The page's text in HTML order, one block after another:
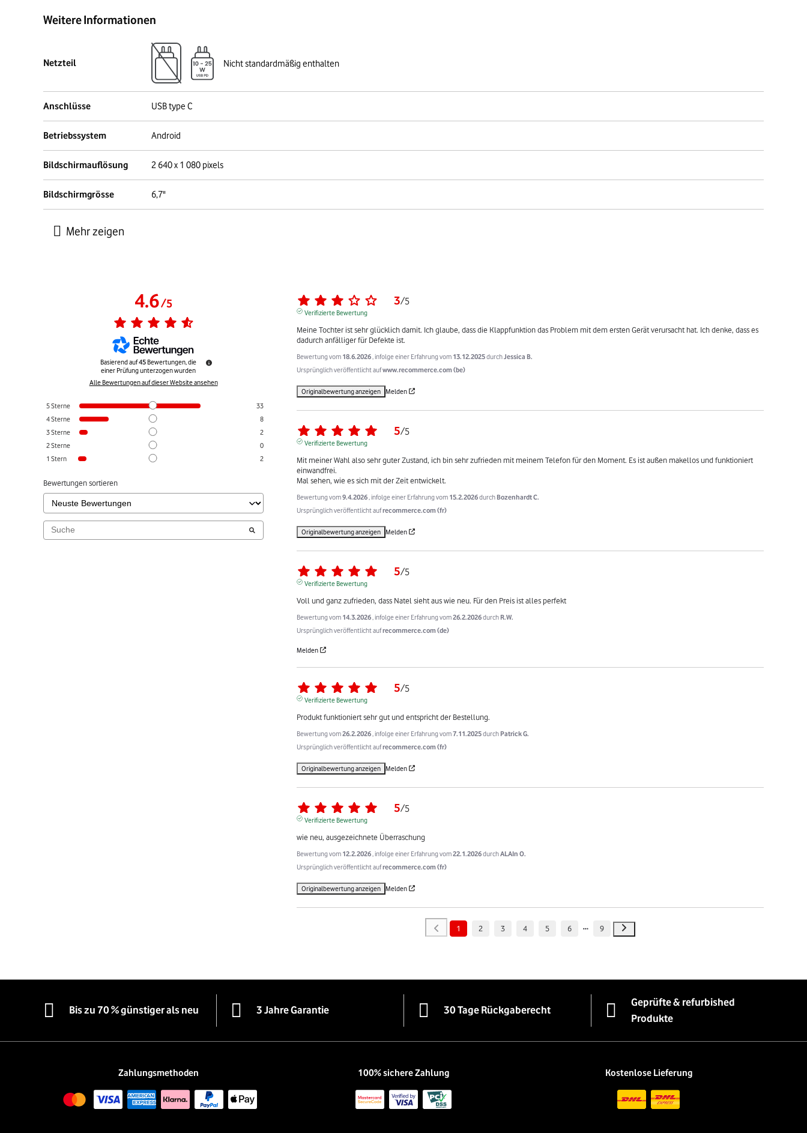
Weitere Informationen
Netzteil Nicht standardmäßig enthalten
Anschlüsse USB type C
Betriebssystem Android
Bildschirmauflösung 2 640 x 1 080 pixels
Bildschirmgrösse 6,7"
4.6/5
Basierend auf45 Bewertungen, die
einer Prüfung unterzogen wurden
Alle Bewertungen auf dieser Website ansehen
5Sterne
33
4Sterne
8
3Sterne
2
2Sterne
0
1 Stern 2
Bewertungen sortieren
3/5
Verifizierte Bewertung
Meine Tochter ist sehr glücklich damit. Ich glaube, dass die Klappfunktion das Problem mit dem ersten Gerät verursacht hat. Ich denke, dass es
dadurch anfälliger für Defekte ist.
Bewertung vom 18.6.2026 , infolge einer Erfahrung vom 13.12.2025durchJessica B.
Ursprünglich veröffentlicht aufwww.recommerce.com (be)
Originalbewertung anzeigen Melden
5/5
Verifizierte Bewertung
Mit meiner Wahl also sehr guter Zustand, ich bin sehr zufrieden mit meinem Telefon für den Moment. Es ist außen makellos und funktioniert
einwandfrei.
Mal sehen, wie es sich mit der Zeit entwickelt.
Bewertung vom9.4.2026 , infolge einer Erfahrung vom 15.2.2026durch Bozenhardt C.
Ursprünglich veröffentlicht aufrecommerce.com (fr)
Originalbewertung anzeigen Melden
5/5
Verifizierte Bewertung
Voll und ganz zufrieden, dass Natel sieht aus wie neu. Für den Preis ist alles perfekt
Bewertung vom 14.3.2026 , infolge einer Erfahrung vom26.2.2026durch R.W.
Ursprünglich veröffentlicht aufrecommerce.com (de)
Melden
5/5
Verifizierte Bewertung
Produkt funktioniert sehr gut und entspricht der Bestellung.
Bewertung vom26.2.2026 , infolge einer Erfahrung vom7.11.2025durch Patrick G.
Ursprünglich veröffentlicht aufrecommerce.com (fr)
Originalbewertung anzeigen Melden
5/5
Verifizierte Bewertung
wie neu, ausgezeichnete Überraschung
Bewertung vom 12.2.2026 , infolge einer Erfahrung vom22.1.2026durchALAIn O.
Ursprünglich veröffentlicht aufrecommerce.com (fr)
Originalbewertung anzeigen Melden
1 2 3 4 5 6 9
Bis zu 70 % günstiger als neu 3 Jahre Garantie 30 Tage Rückgaberecht
Geprüfte & refurbished
Produkte
Zahlungsmethoden 100% sichere Zahlung Kostenlose Lieferung